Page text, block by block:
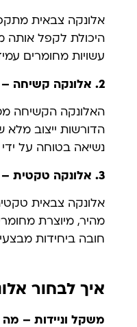
אלונקה צבאית
היכולת לקפל אותה
עשויות מחומרים
2. אלונקה קשיחה –
האלונקה הקשיחה
הדורשות ייצוב מלא
נשיאה בטוחה על ידי
3. אלונקה טקטית
אלונקה צבאית
מהיר, מיוצרת
חובה ביחידות
איך לבחור
משקל וניידות –